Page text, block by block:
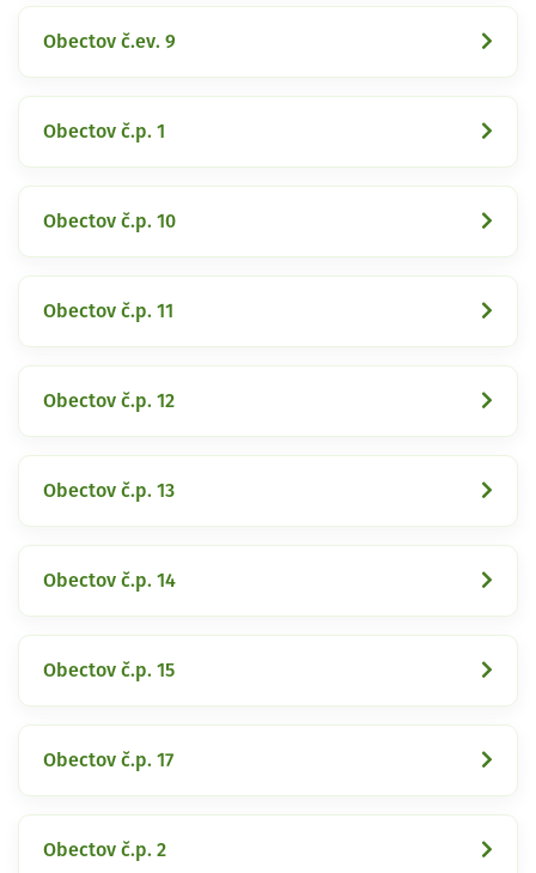
Obectov č.ev. 9
Obectov č.p. 1
Obectov č.p. 10
Obectov č.p. 11
Obectov č.p. 12
Obectov č.p. 13
Obectov č.p. 14
Obectov č.p. 15
Obectov č.p. 17
Obectov č.p. 2